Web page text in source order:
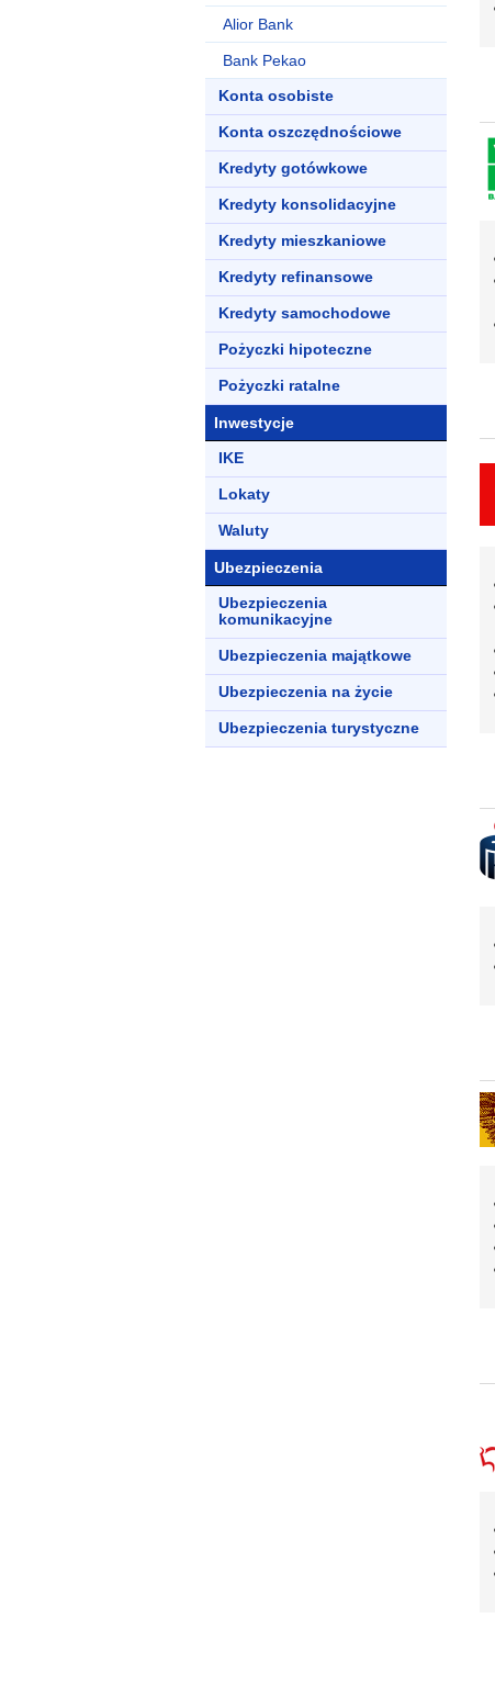
Alior Bank
Bank Pekao
Konta osobiste
Konta oszczędnościowe
Kredyty gotówkowe
Kredyty konsolidacyjne
Kredyty mieszkaniowe
Kredyty refinansowe
Kredyty samochodowe
Pożyczki hipoteczne
Pożyczki ratalne
Inwestycje
IKE
Lokaty
Waluty
Ubezpieczenia
Ubezpieczenia
komunikacyjne
Ubezpieczenia majątkowe
Ubezpieczenia na życie
Ubezpieczenia turystyczne